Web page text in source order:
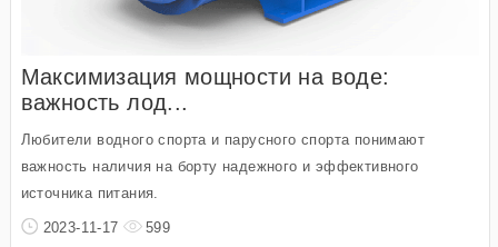
Максимизация мощности на воде:
важность лод...
Любители водного спорта и парусного спорта понимают
важность наличия на борту надежного и эффективного
источника питания.
2023-11-17 599